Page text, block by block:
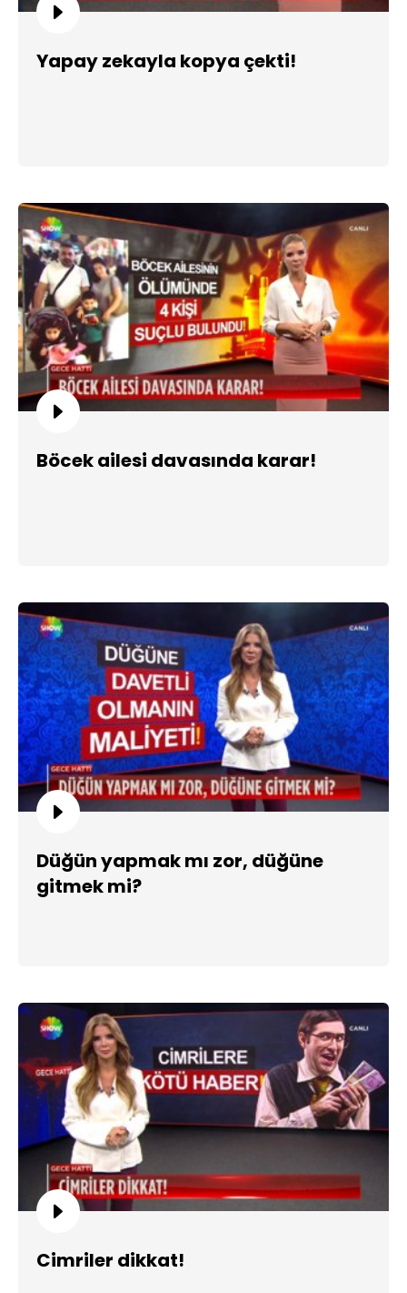
Yapay zekayla kopya çekti!
Böcek ailesi davasında karar!
Düğün yapmak mı zor, düğüne
gitmek mi?
Cimriler dikkat!